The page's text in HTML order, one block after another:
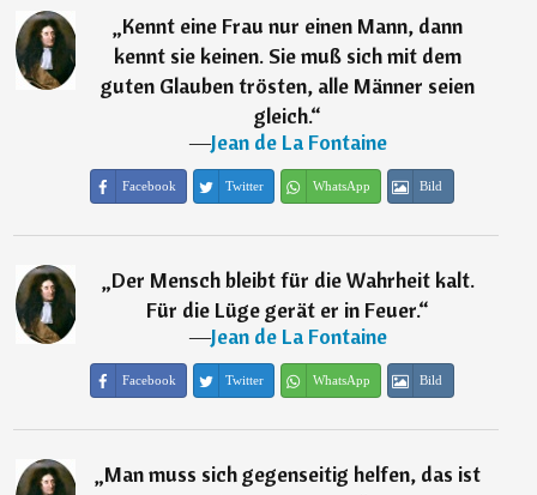
„Kennt eine Frau nur einen Mann, dann
kennt sie keinen. Sie muß sich mit dem
guten Glauben trösten, alle Männer seien
gleich.“
―Jean de La Fontaine
Facebook Twitter WhatsApp Bild
„Der Mensch bleibt für die Wahrheit kalt.
Für die Lüge gerät er in Feuer.“
―Jean de La Fontaine
Facebook Twitter WhatsApp Bild
„Man muss sich gegenseitig helfen, das ist